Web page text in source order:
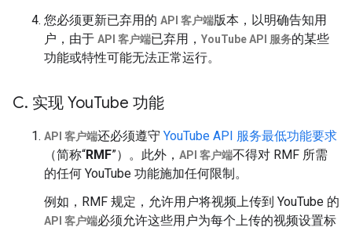
您必须更新已弃用的 API 客户端版本，以明确告知用
户，由于 API 客户端已弃用， YouTube API 服务的某些
功能或特性可能无法正常运行。
C. 实现 YouTube 功能
API 客户端还必须遵守 YouTube API 服务最低功能要求
（简称“RMF”）。此外， API 客户端不得对 RMF 所需
的任何 YouTube 功能施加任何限制。
例如，RMF 规定，允许用户将视频上传到 YouTube 的
API 客户端必须允许这些用户为每个上传的视频设置标